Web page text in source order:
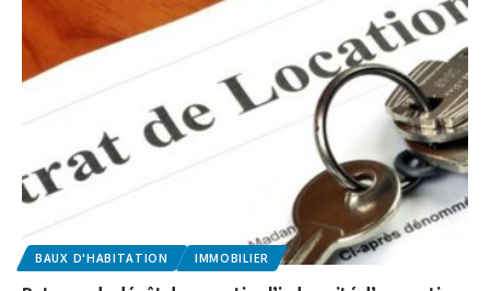
BAUX D'HABITATION IMMOBILIER